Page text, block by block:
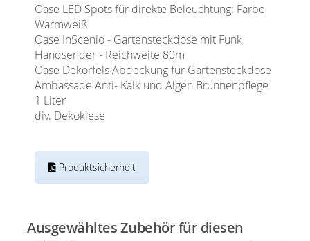
Oase LED Spots für direkte Beleuchtung: Farbe
Warmweiß
Oase InScenio - Gartensteckdose mit Funk
Handsender - Reichweite 80m
Oase Dekorfels Abdeckung für Gartensteckdose
Ambassade Anti- Kalk und Algen Brunnenpflege
1 Liter
div. Dekokiese
Produktsicherheit
Ausgewähltes Zubehör für diesen